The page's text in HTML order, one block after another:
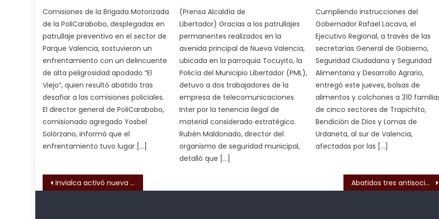
भ
sexy
bbw
Comisiones de la Brigada Motorizada
de la PoliCarabobo, desplegadas en
patrullaje preventivo en el sector de
Parque Valencia, sostuvieron un
enfrentamiento con un delincuente
de alta peligrosidad apodado “El
Viejo”, quien resultó abatido tras
desafiar a las comisiones policiales.
El director general de PoliCarabobo,
comisionado agregado Yosbel
Solórzano, informó que el
enfrentamiento tuvo lugar […]
(Prensa Alcaldía de
Libertador) Gracias a los patrullajes
permanentes realizados en la
avenida principal de Nueva Valencia,
ubicada en la parroquia Tocuyito, la
Policía del Municipio Libertador (PML),
detuvo a dos trabajadores de la
empresa de telecomunicaciones
Inter por la tenencia ilegal de
material considerado estratégico.
Rubén Maldonado, director del
organismo de seguridad municipal,
detalló que […]
Cumpliendo instrucciones del
Gobernador Rafael Lacava, el
Ejecutivo Regional, a través de las
secretarías General de Gobierno,
Seguridad Ciudadana y Seguridad
Alimentaria y Desarrollo Agrario,
entregó este jueves, bolsas de
alimentos y colchones a 310
de cinco sectores de Trapichito,
Bendición de Dios y Lomas de
Urdaneta, al sur de Valencia,
afectadas por las […]
Navegación de entradas
Invialca activó nueva aplicación para agilizar recargas y consultas de tarjetas electrónicas Abatidos tres antisociales en Valencia, Libertador y Guacara tras enfrentamientos con PoliCarabobo